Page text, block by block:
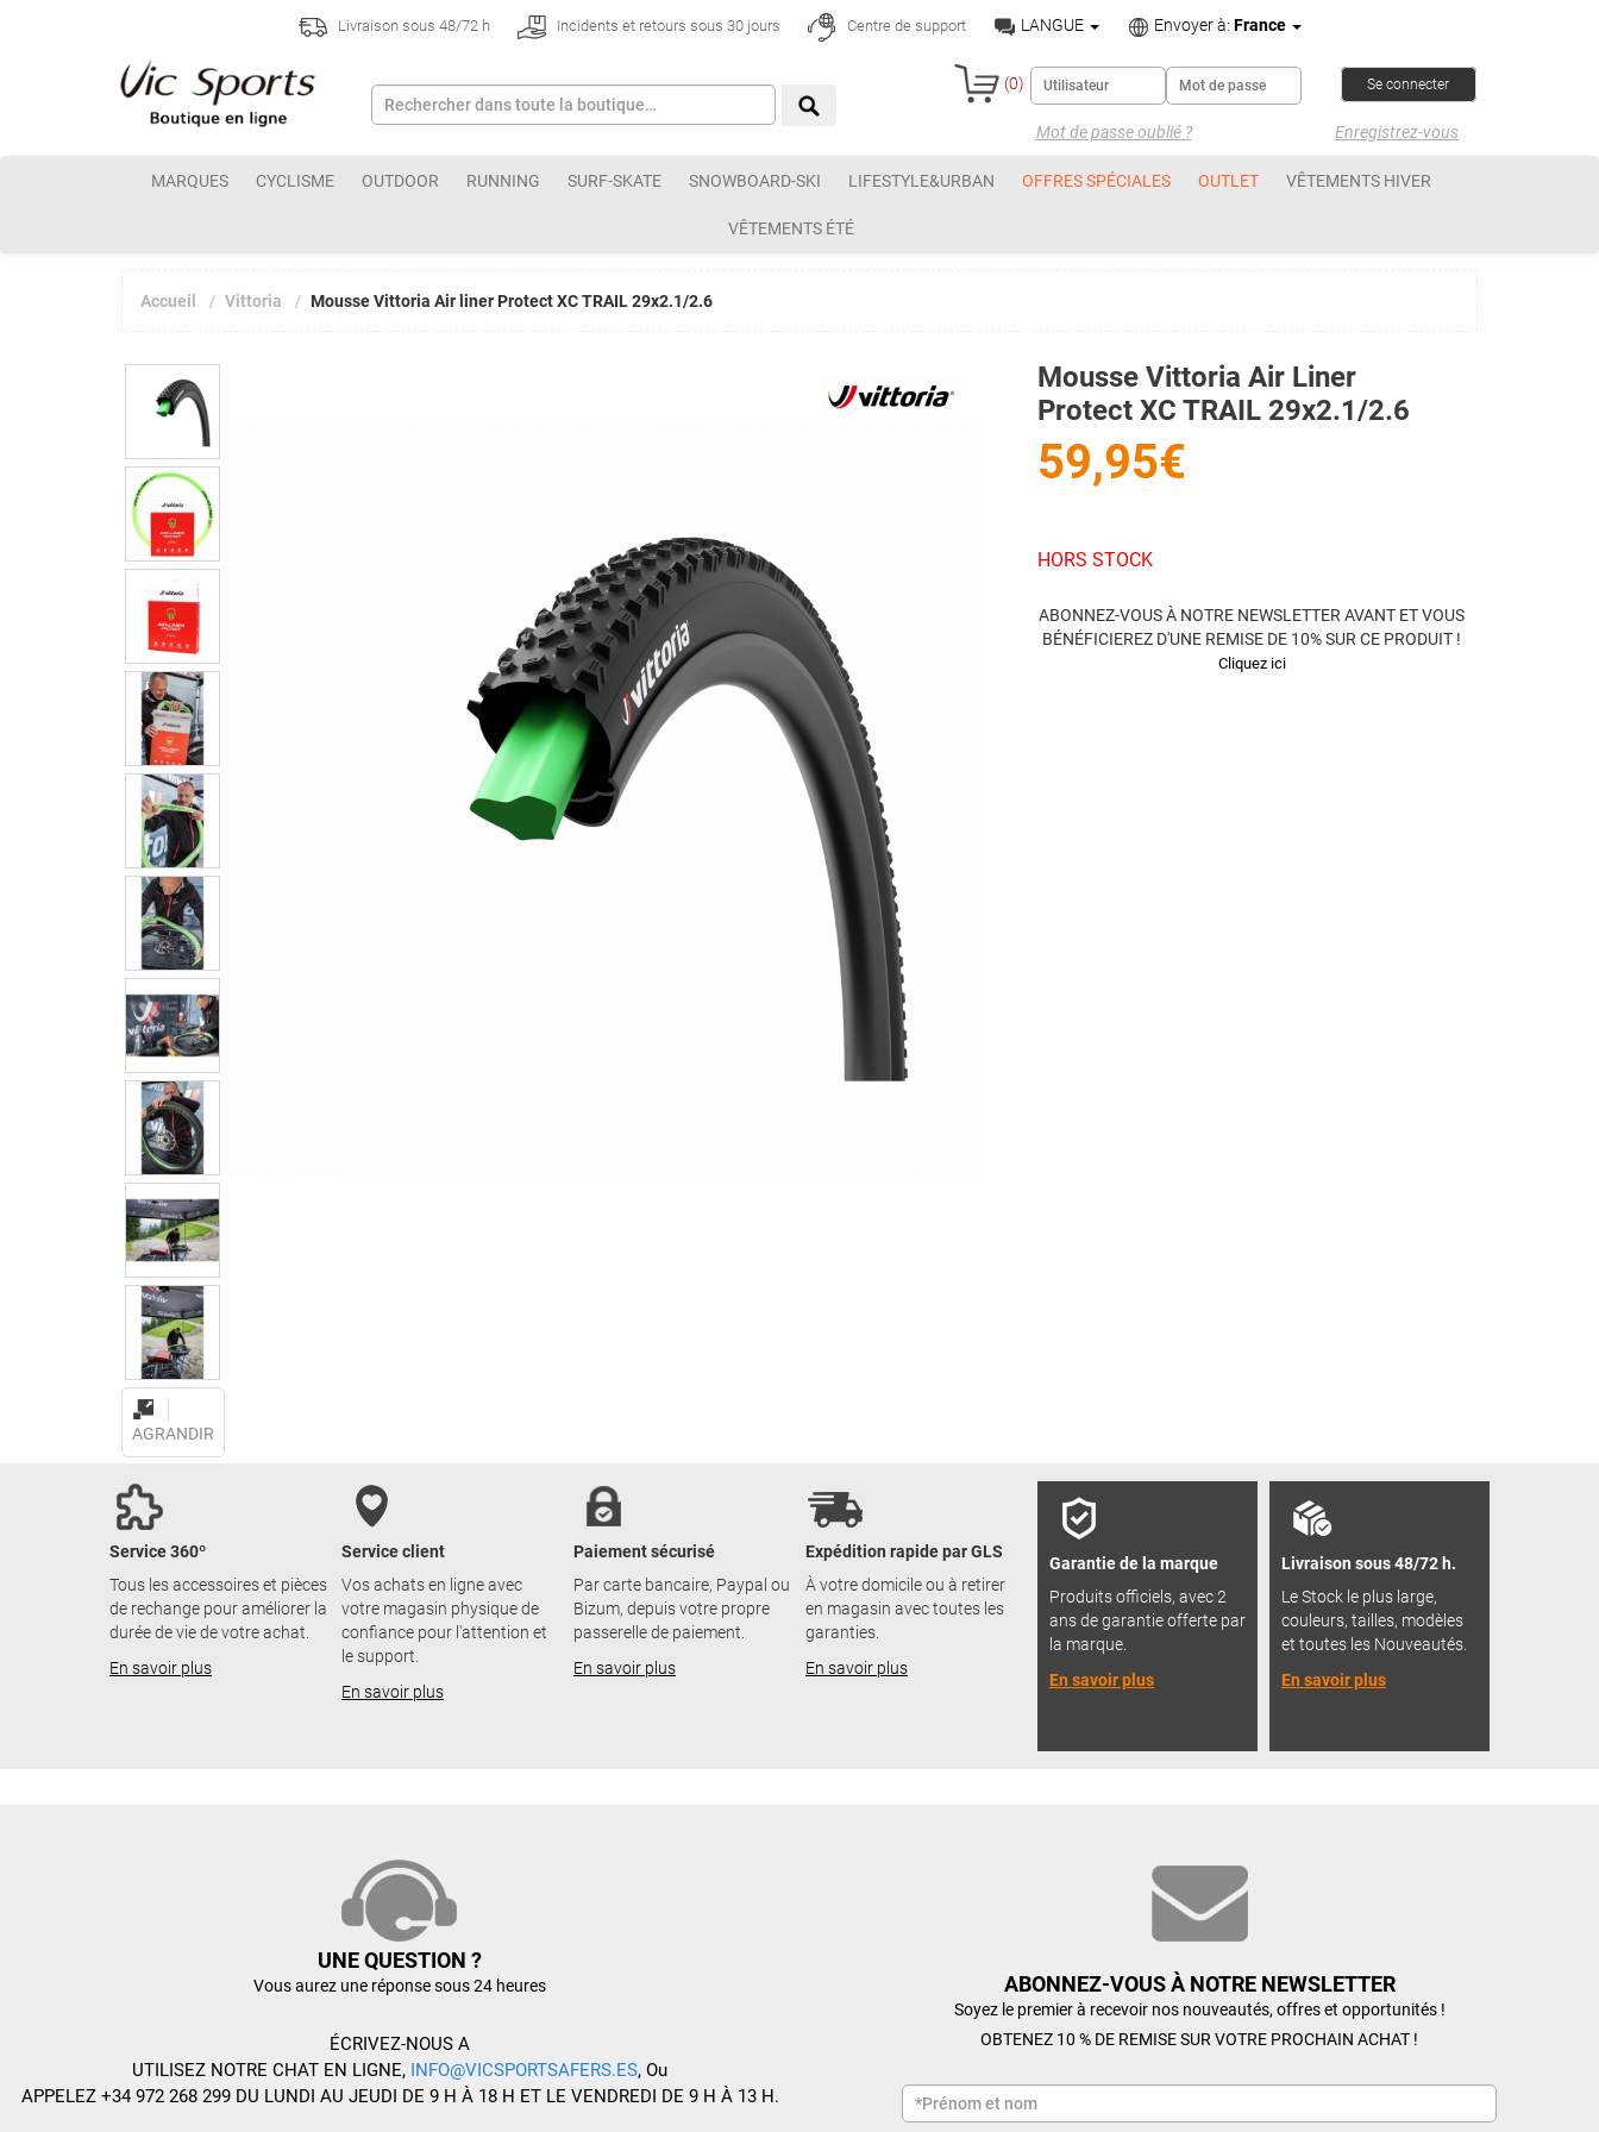
Livraison sous 48/72 h Incidents et retours sous 30 jours Centre de support LANGUE Envoyer à: France
(0)
Mot de passe oublié ? Enregistrez-vous
MARQUES CYCLISME OUTDOOR RUNNING SURF-SKATE SNOWBOARD-SKI LIFESTYLE&URBAN OFFRES SPÉCIALES OUTLET VÊTEMENTS HIVER
VÊTEMENTS ÉTÉ
Accueil Vittoria Mousse Vittoria Air liner Protect XC TRAIL 29x2.1/2.6
AGRANDIR
Mousse Vittoria Air Liner
Protect XC TRAIL 29x2.1/2.6
59,95€
HORS STOCK
ABONNEZ-VOUS À NOTRE NEWSLETTER AVANT ET VOUS
BÉNÉFICIEREZ D'UNE REMISE DE 10% SUR CE PRODUIT !
Cliquez ici
Service 360º
Tous les accessoires et pièces
de rechange pour améliorer la
durée de vie de votre achat.
En savoir plus
Service client
Vos achats en ligne avec
votre magasin physique de
confiance pour l'attention et
le support.
En savoir plus
Paiement sécurisé
Par carte bancaire, Paypal ou
Bizum, depuis votre propre
passerelle de paiement.
En savoir plus
Expédition rapide par GLS
À votre domicile ou à retirer
en magasin avec toutes les
garanties.
En savoir plus
Garantie de la marque
Produits officiels, avec 2
ans de garantie offerte par
la marque.
En savoir plus
Livraison sous 48/72 h.
Le Stock le plus large,
couleurs, tailles, modèles
et toutes les Nouveautés.
En savoir plus
UNE QUESTION ?
Vous aurez une réponse sous 24 heures
ÉCRIVEZ-NOUS A
UTILISEZ NOTRE CHAT EN LIGNE, INFO@VICSPORTSAFERS.ES, Ou
APPELEZ +34 972 268 299 DU LUNDI AU JEUDI DE 9 H À 18 H ET LE VENDREDI DE 9 H À 13 H.
ABONNEZ-VOUS À NOTRE NEWSLETTER
Soyez le premier à recevoir nos nouveautés, offres et opportunités !
OBTENEZ 10 % DE REMISE SUR VOTRE PROCHAIN ACHAT !